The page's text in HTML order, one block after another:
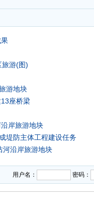
旅游(图)
游地块
座桥梁
岸旅游地块
堤防主体工程建设任务
河沿岸旅游地块
用户名： 密码：